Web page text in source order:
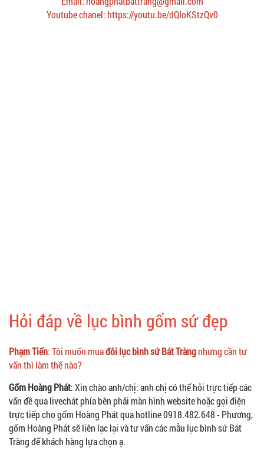
Youtube chanel: https://youtu.be/dQIoKStzQv0
Hỏi đáp về lục bình gốm sứ đẹp
Phạm Tiến: Tôi muốn muađôi lục bình sứ Bát Tràngnhưng cần tư
vấn thì làm thế nào?
Gốm Hoàng Phát: Xin chào anh/chị: anh chị có thể hỏi trực tiếp các
vấn đề qua livechát phía bên phải màn hình website hoặc gọi điện
trực tiếp cho gốm Hoàng Phát qua hotline 0918.482.648 - Phương,
gốm Hoàng Phát sẽ liên lạc lại và tư vấn các mẫu lục bình sứ Bát
Tràng để khách hàng lựa chọn ạ.